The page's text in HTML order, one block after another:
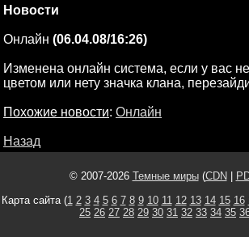
Новости
Онлайн (06.04.08/16:26)
Изменена онлайн система, если у вас
цветом или нету значка клана,
Похожие новости: Онлайн
Назад
© 2007-2026 Темные миры(CDN
Карта сайта (1 2 3 4 5 6 7 8 9 10 11 12 13 14 15 16
25 26 27 28 29 30 31 32 33 34 35